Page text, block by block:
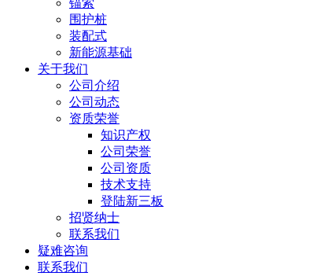
锚索
围护桩
装配式
新能源基础
关于我们
公司介绍
公司动态
资质荣誉
知识产权
公司荣誉
公司资质
技术支持
登陆新三板
招贤纳士
联系我们
疑难咨询
联系我们